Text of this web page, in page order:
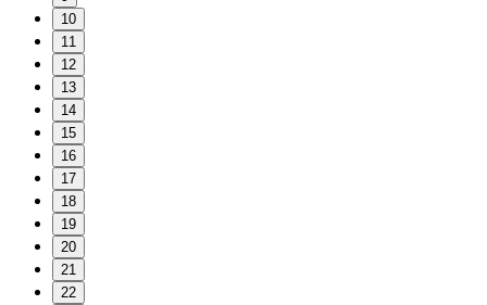
10
11
12
13
14
15
16
17
18
19
20
21
22